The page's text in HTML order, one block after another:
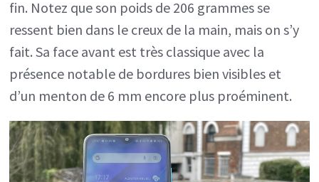
fin. Notez que son poids de 206 grammes se
ressent bien dans le creux de la main, mais on s’y
fait. Sa face avant est très classique avec la
présence notable de bordures bien visibles et
d’un menton de 6 mm encore plus proéminent.